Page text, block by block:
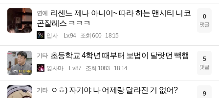
연예
리센느 제나 아니이~ 따라 하는 맨시티 니코
곤잘레스 ㅋㅋㅋ
입사 Lv.94 조회 600 18:15
0
댓글
기타 초등학교 4학년 때부터 보법이 달랏던 빽햄
옆사마 Lv.87 조회 1083 18:14
5
댓글
기타 ㅇㅎ) 자기야 나 어제랑 달라진 거 없어? 9